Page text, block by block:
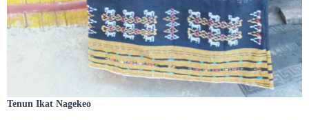
Tenun Ikat Nagekeo